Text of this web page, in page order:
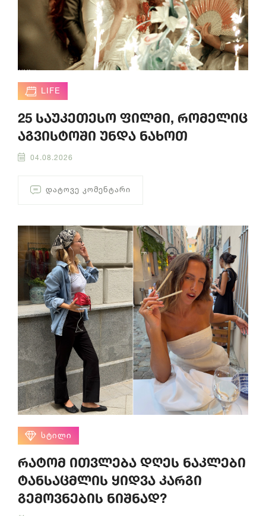
LIFE
25 საუკეთესო ფილმი, რომელიც
აგვისტოში უნდა ნახოთ
04.08.2026
ᲓᲐᲢᲝᲕᲔ ᲙᲝᲛᲔᲜᲢᲐᲠᲘ
ᲡᲢᲘᲚᲘ
რატომ ითვლება დღეს ნაკლები
ტანსაცმლის ყიდვა კარგი
გემოვნების ნიშნად?